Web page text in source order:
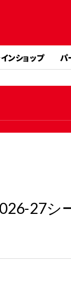
ンショップ パ
27シ